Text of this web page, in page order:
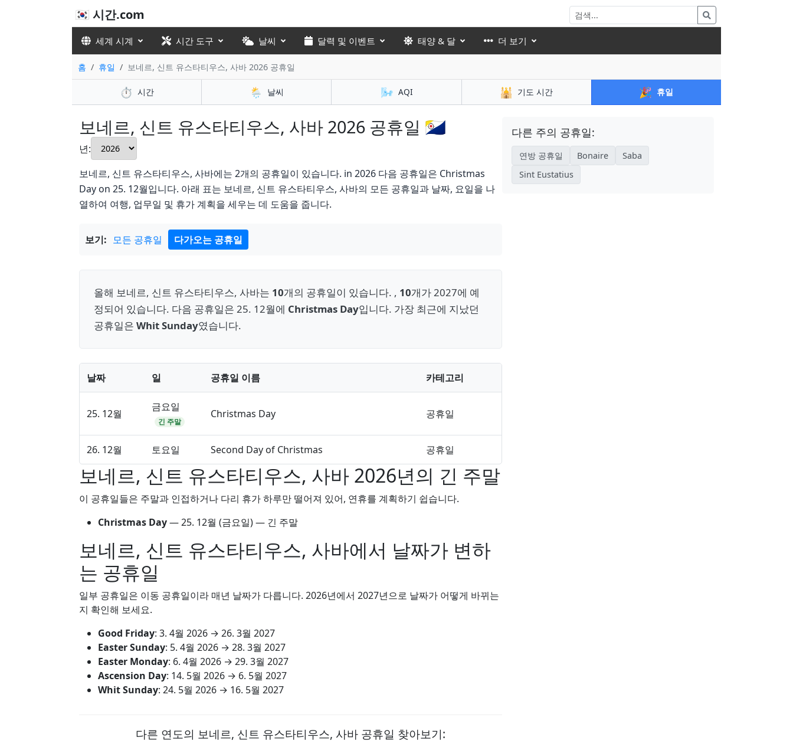
🇰🇷 시간.com
세계 시계 시간 도구 날씨 달력 및 이벤트 태양 & 달 더 보기
홈 휴일 보네르, 신트 유스타티우스, 사바 2026 공휴일
⏱️ 시간 🌦️ 날씨 🌬️ AQI 🕌 기도 시간 🎉 휴일
보네르, 신트 유스타티우스, 사바 2026 공휴일 🇧🇶
년:
보네르, 신트 유스타티우스, 사바에는 2개의 공휴일이 있습니다. in 2026 다음 공휴일은 Christmas
Day on 25. 12월입니다. 아래 표는 보네르, 신트 유스타티우스, 사바의 모든 공휴일과 날짜, 요일을 나
열하여 여행, 업무일 및 휴가 계획을 세우는 데 도움을 줍니다.
보기: 모든 공휴일 다가오는 공휴일
올해 보네르, 신트 유스타티우스, 사바는 10개의 공휴일이 있습니다. , 10개가 2027에 예
정되어 있습니다. 다음 공휴일은 25. 12월에 Christmas Day입니다. 가장 최근에 지났던
공휴일은 Whit Sunday였습니다.
날짜 일 공휴일 이름 카테고리
25. 12월
금요일
긴 주말
Christmas Day 공휴일
26. 12월 토요일 Second Day of Christmas 공휴일
보네르, 신트 유스타티우스, 사바 2026년의 긴 주말
이 공휴일들은 주말과 인접하거나 다리 휴가 하루만 떨어져 있어, 연휴를 계획하기 쉽습니다.
Christmas Day—25. 12월 (금요일) — 긴 주말
보네르, 신트 유스타티우스, 사바에서 날짜가 변하
는 공휴일
일부 공휴일은 이동 공휴일이라 매년 날짜가 다릅니다. 2026년에서 2027년으로 날짜가 어떻게 바뀌는
지 확인해 보세요.
Good Friday: 3. 4월 2026 → 26. 3월 2027
Easter Sunday: 5. 4월 2026 → 28. 3월 2027
Easter Monday: 6. 4월 2026 → 29. 3월 2027
Ascension Day: 14. 5월 2026 → 6. 5월 2027
Whit Sunday: 24. 5월 2026 → 16. 5월 2027
다른 연도의 보네르, 신트 유스타티우스, 사바 공휴일 찾아보기:
다른 주의 공휴일:
연방 공휴일 Bonaire
Saba
Sint Eustatius